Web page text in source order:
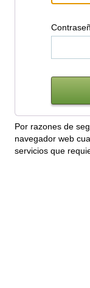
C
Por razones de
navegador web
servicios que